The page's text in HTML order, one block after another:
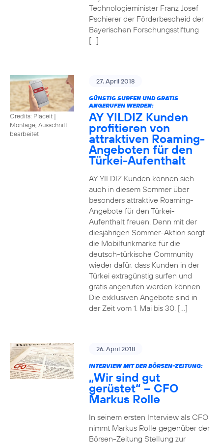
Technologieminister Franz Josef
Pschierer der Förderbescheid der
Bayerischen Forschungsstiftung
[…]
Credits: Placeit |
Montage, Ausschnitt
bearbeitet
27. April 2018
GÜNSTIG SURFEN UND GRATIS
ANGERUFEN WERDEN:
AY YILDIZ Kunden
profitieren von
attraktiven Roaming-
Angeboten für den
Türkei-Aufenthalt
AY YILDIZ Kunden können sich
auch in diesem Sommer über
besonders attraktive Roaming-
Angebote für den Türkei-
Aufenthalt freuen. Denn mit der
diesjährigen Sommer-Aktion sorgt
die Mobilfunkmarke für die
deutsch-türkische Community
wieder dafür, dass Kunden in der
Türkei extragünstig surfen und
gratis angerufen werden können.
Die exklusiven Angebote sind in
der Zeit vom 1. Mai bis 30. […]
26. April 2018
INTERVIEW MIT DER BÖRSEN-ZEITUNG:
„Wir sind gut
gerüstet“ – CFO
Markus Rolle
In seinem ersten Interview als CFO
nimmt Markus Rolle gegenüber der
Börsen-Zeitung Stellung zur